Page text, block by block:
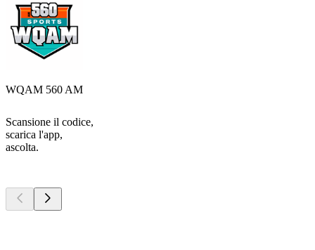
WQAM 560 AM
Scansione il codice,
scarica l'app,
ascolta.